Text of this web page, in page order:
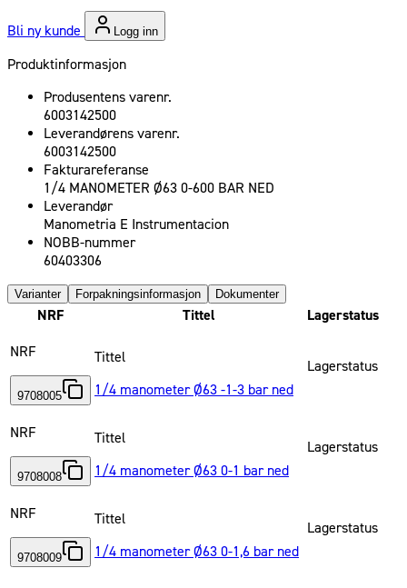
Bli ny kunde Logg inn
Produktinformasjon
Produsentens varenr.
6003142500
Leverandørens varenr.
6003142500
Fakturareferanse
1/4 MANOMETER Ø63 0-600 BAR NED
Leverandør
Manometria E Instrumentacion
NOBB-nummer
60403306
Varianter Forpakningsinformasjon Dokumenter
NRF Tittel
Lagerstatus
NRF
9708005
Tittel
1/4 manometer Ø63 -1-3 bar ned
Lagerstatus
NRF
9708008
Tittel
1/4 manometer Ø63 0-1 bar ned
Lagerstatus
NRF
9708009
Tittel
1/4 manometer Ø63 0-1,6 bar ned
Lagerstatus